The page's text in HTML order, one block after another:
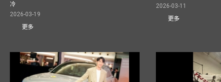
冷
2026-03-19
更多
2026-03-11
更多